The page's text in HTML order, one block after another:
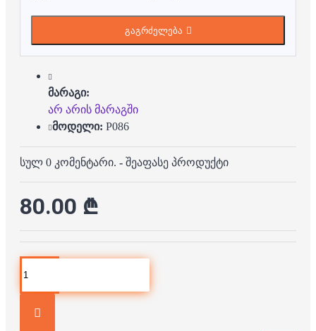
გაგრძელება
მარაგი:
არ არის მარაგში
მოდელი: P086
სულ 0 კომენტარი. - შეაფასე პროდუქტი
80.00 ₾